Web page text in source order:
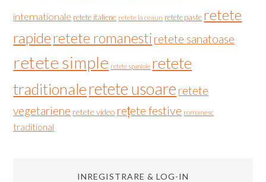
internationale retete italiene retete la ceaun retete paste retete
rapideretete romanesti retete sanatoase
retete simple retete spaniole retete
traditionaleretete usoare retete
vegetariene retete video rețete festive romanesc
traditional
INREGISTRARE & LOG-IN